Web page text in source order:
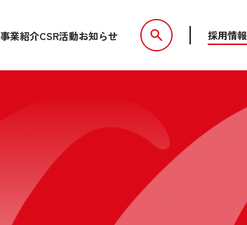
事業紹介CSR活動お知らせ 採用情報